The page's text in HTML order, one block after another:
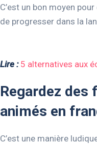
C’est un bon moyen
de progresser dans la
Lire : 5 alternatives aux
Regardez des
animés en
C’est une manière